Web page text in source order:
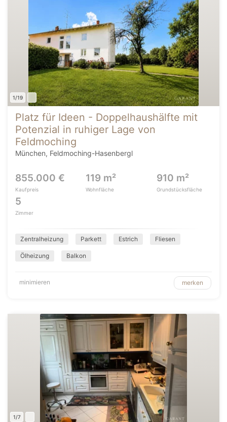
1/19
Platz für Ideen - Doppelhaushälfte mit
Potenzial in ruhiger Lage von
Feldmoching
München, Feldmoching-Hasenbergl
855.000 €
Kaufpreis
119 m²
Wohnfläche
910 m²
Grundstücksfläche
5
Zimmer
Zentralheizung Parkett Estrich Fliesen
Ölheizung Balkon
minimieren merken
1/7